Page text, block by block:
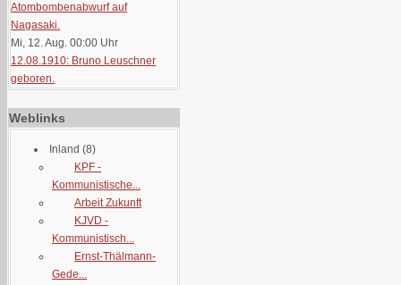
Atombombenabwurf auf
Nagasaki.
Mi, 12. Aug. 00:00 Uhr
12.08.1910: Bruno Leuschner
geboren.
Weblinks
Inland (8)
KPF -
Kommunistische...
Arbeit Zukunft
KJVD -
Kommunistisch...
Ernst-Thälmann-
Gede...